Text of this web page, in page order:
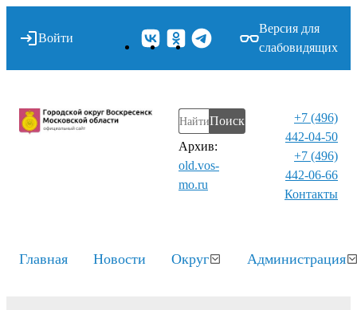
Войти
Версия для
слабовидящих
Поиск
Архив:
old.vos-
mo.ru
+7 (496)
442-04-50
+7 (496)
442-06-66
Контакты⁠
Главная Новости Округ Администрация